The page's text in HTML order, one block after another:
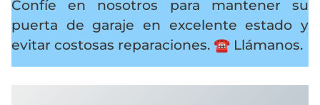
Confíe en nosotros para mantener su
puerta de garaje en excelente estado y
evitar costosas reparaciones. ☎️ Llámanos.